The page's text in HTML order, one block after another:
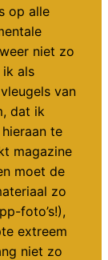
op alle
niet zo
ik als
van
dat ik
te
magazine
moet de
zo
foto’s!),
extreem
niet zo